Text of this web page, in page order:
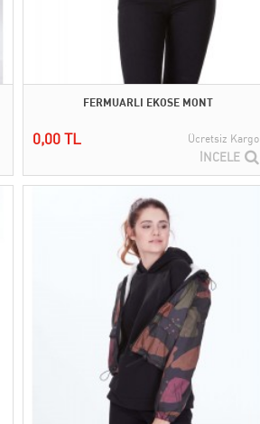
FERMUARLI EKOSE MONT
0,00 TL Ücretsiz Kargo
İNCELE